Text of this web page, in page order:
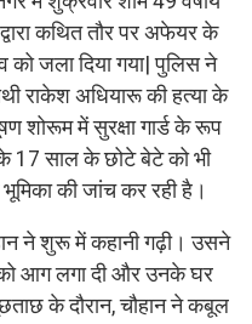
कथित तौर पर अफेयर के
जला दिया गया| पुलिस ने
राकेश अधियारू की हत्या के
शोरूम में सुरक्षा गार्ड के रूप
17 साल के छोटे बेटे को भी
की जांच कर रही है।
ने शुरू में कहानी गढ़ी। उसने
आग लगा दी और उनके घर
के दौरान, चौहान ने कबूल